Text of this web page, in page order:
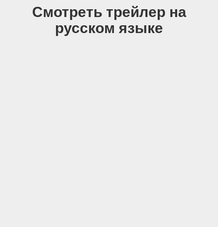
Смотреть трейлер на
русском языке